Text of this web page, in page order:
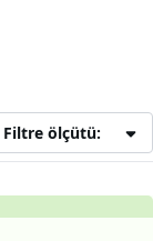
Filtre ölçütü: